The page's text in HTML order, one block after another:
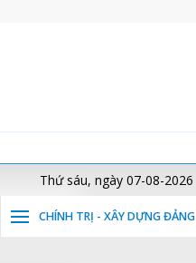
Thứ sáu, ngày 07-08-2026
CHÍNH TRỊ - XÂY DỰNG ĐẢNG